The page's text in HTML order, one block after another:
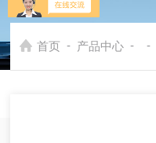
首页 - 产品中心 - -